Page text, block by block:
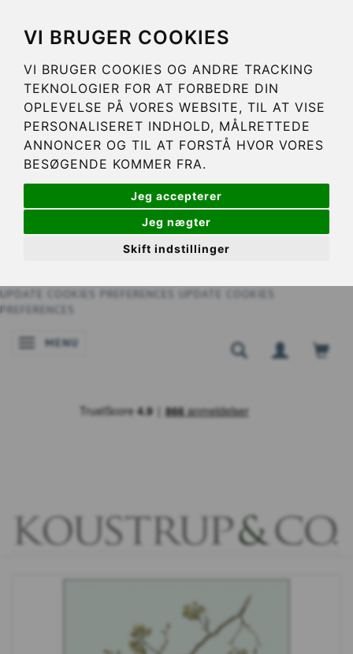
VI BRUGER COOKIES
VI BRUGER COOKIES OG ANDRE TRACKING
TEKNOLOGIER FOR AT FORBEDRE DIN
OPLEVELSE PÅ VORES WEBSITE, TIL AT VISE
PERSONALISERET INDHOLD, MÅLRETTEDE
ANNONCER OG TIL AT FORSTÅ HVOR VORES
BESØGENDE KOMMER FRA.
Jeg accepterer
Jeg nægter
Skift indstillinger
UPDATE COOKIES PREFERENCES
UPDATE COOKIES
PREFERENCES
NAVIGATIE IN-/UITSCHAKELEN
MENU